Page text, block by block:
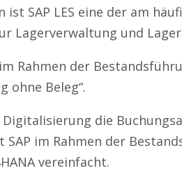
SAP LES eine der am
Lagerverwaltung und
Rahmen der
ohne Beleg“.
die
im Rahmen der
vereinfacht.